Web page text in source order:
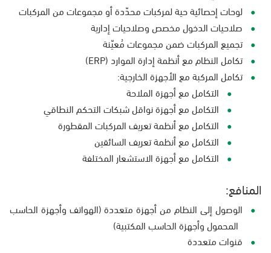
لوحات إحصائية حية لمركبات محدّدة أو مجموعات من المركبات
صلاحيات الدخول مخصص وصلاحيات إدارية
تجميع المركبات ضمن مجموعات مُعيّنة
تكامل النظام مع أنظمة إدارة الموارد (ERP)
تكامل المركبة مع الأجهزة الخارجية:
التكامل مع أجهزة الملاحة
التكامل مع أجهزة نواقل شبكات التحكم النطاقي
التكامل مع أنظمة تعريف المركبات المقطورة
التكامل مع أنظمة تعريف السائقين
التكامل مع أجهزة الاستشعار المختلفة
المنافع:
الوصول إلى النظام من أجهزة متعددة (الهواتف وأجهزة الحاسب
المحمول وأجهزة الحاسب المكتبية)
قنوات متعددة